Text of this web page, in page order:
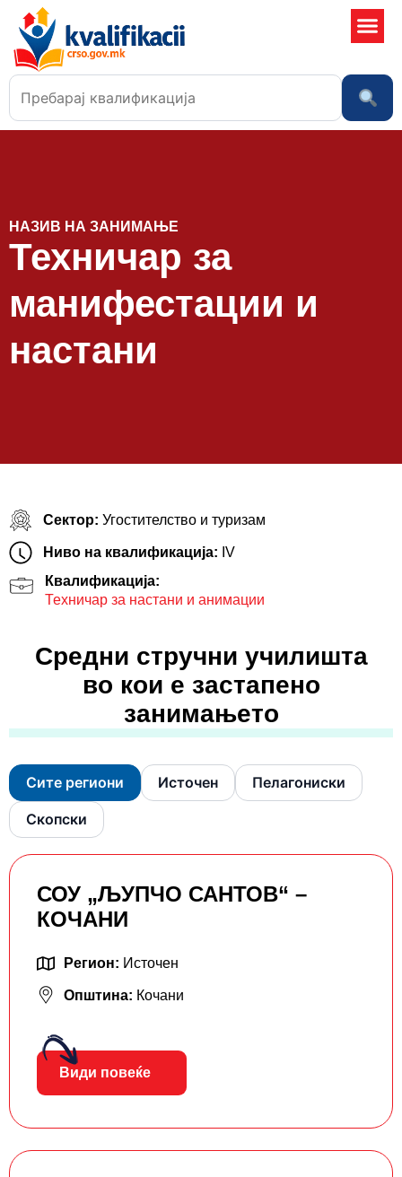
НАЗИВ НА ЗАНИМАЊЕ
Техничар за
манифестации и
настани
Сектор: Угостителство и туризам
Ниво на квалификација: IV
Квалификација:
Техничар за настани и анимации
Средни стручни училишта
во кои е застапено
занимањето
Сите региони Источен Пелагониски
Скопски
СОУ „ЉУПЧО САНТОВ“ –
КОЧАНИ
Регион: Источен
Општина: Кочани
Види повеќе